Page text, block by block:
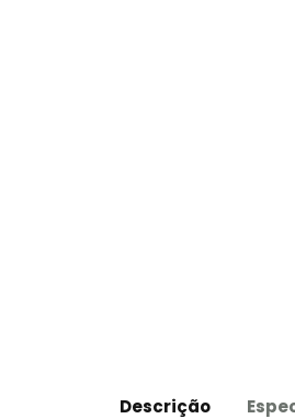
Descrição